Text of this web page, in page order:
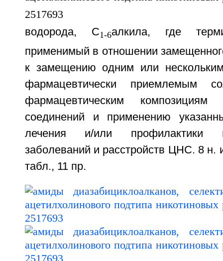
водорода, C1-6алкила, где
применимый в отношении
к замещению одним или
фармацевтически приемлемым
фармацевтическим
соединений и применению
лечения и/или профилактики
заболеваний и расстройств ЦНС. 8
табл., 11 пр.